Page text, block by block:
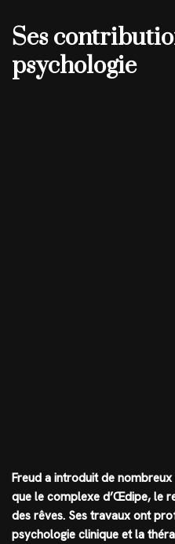
Ses
psychologie
Freud a introduit de
que le complexe d’Œdipe, le
des rêves. Ses travaux ont
psychologie clinique et la